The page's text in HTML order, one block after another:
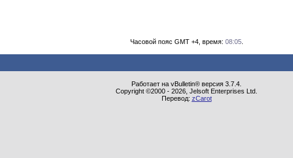
Часовой пояс GMT +4, время: 08:05.
Работает на vBulletin® версия 3.7.4.
Copyright ©2000 - 2026, Jelsoft Enterprises Ltd.
Перевод: zCarot